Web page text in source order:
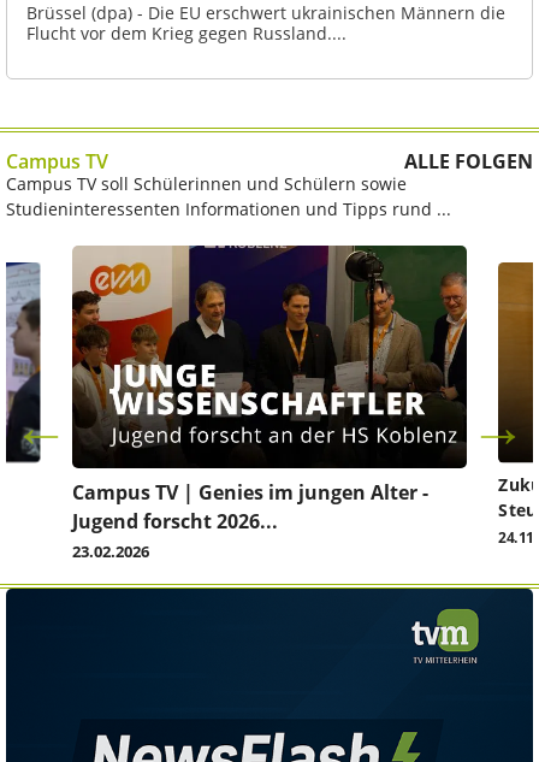
Brüssel (dpa) - Die EU erschwert ukrainischen Männern die
Flucht vor dem Krieg gegen Russland....
Campus TV ALLE FOLGEN
Campus TV soll Schülerinnen und Schülern sowie
Studieninteressenten Informationen und Tipps rund ...
Campus TV | Genies im jungen Alter -
Jugend forscht 2026...
23.02.2026